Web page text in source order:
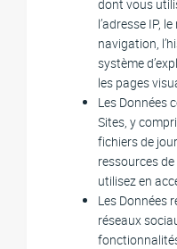
dont vous
l’adresse IP,
navigation,
système
les pages
Les Données
Sites, y
fichiers de
ressources
utilisez en
Les Données
réseaux